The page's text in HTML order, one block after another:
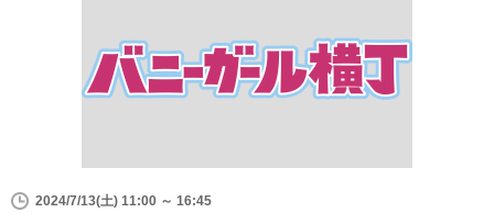
2024/7/13(土) 11:00 ～ 16:45